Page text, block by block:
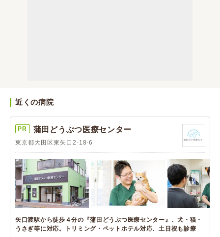
近くの病院
PR 蒲田どうぶつ医療センター
東京都大田区東矢口2-18-6
矢口渡駅から徒歩４分の『蒲田どうぶつ医療センター』、犬・猫・
うさぎ等に対応。トリミング・ペットホテル対応、土日祝も診療